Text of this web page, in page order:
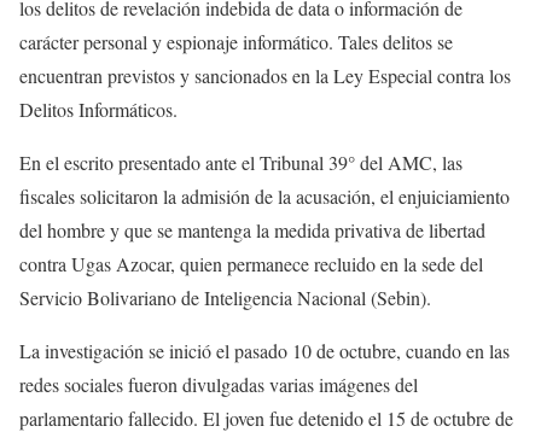
los delitos de revelación indebida de data o información de
carácter personal y espionaje informático. Tales delitos se
encuentran previstos y sancionados en la Ley Especial contra los
Delitos Informáticos.
En el escrito presentado ante el Tribunal 39° del AMC, las
fiscales solicitaron la admisión de la acusación, el enjuiciamiento
del hombre y que se mantenga la medida privativa de libertad
contra Ugas Azocar, quien permanece recluido en la sede del
Servicio Bolivariano de Inteligencia Nacional (Sebin).
La investigación se inició el pasado 10 de octubre, cuando en las
redes sociales fueron divulgadas varias imágenes del
parlamentario fallecido. El joven fue detenido el 15 de octubre de